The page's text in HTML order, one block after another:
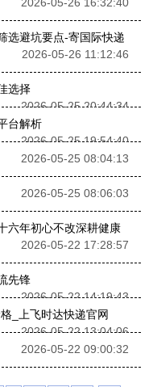
选避坑要点-寄国际快递
2026-05-26 11:12:46
选择
2026-05-25 20:44:34
台解析
2026-05-25 19:54:40
2026-05-25 08:04:13
2026-05-25 08:06:03
六年初心不改深耕健康
2026-05-22 17:28:57
先锋
2026-05-22 14:19:43
_上飞时达快递官网
2026-05-22 13:04:06
2026-05-22 09:00:32